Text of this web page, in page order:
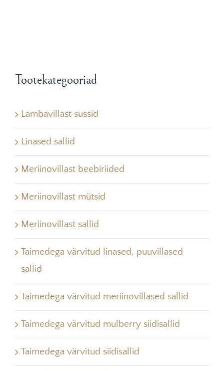
Tootekategooriad
Lambavillast sussid
Linased sallid
Meriinovillast beebiriided
Meriinovillast mütsid
Meriinovillast sallid
Taimedega värvitud linased, puuvillased
sallid
Taimedega värvitud meriinovillased sallid
Taimedega värvitud mulberry siidisallid
Taimedega värvitud siidisallid